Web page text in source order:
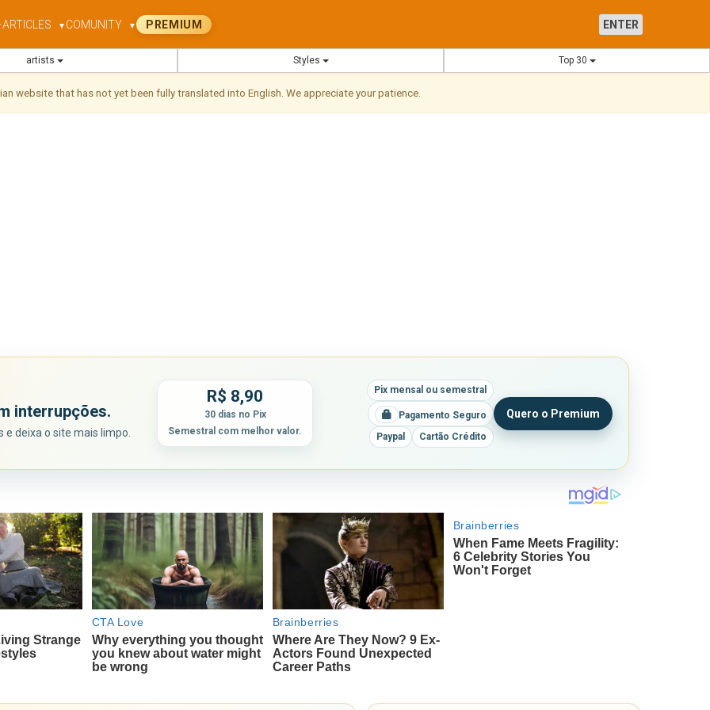
ARTICLES ▼ COMUNITY ▼ PREMIUM ENTER
artists Styles Top 30
website that has not yet been fully translated into English. We appreciate your patience.
interrupções.
e deixa o site mais limpo.
R$ 8,90
30 dias no Pix
Semestral com melhor valor.
Pix mensal ou semestral
Pagamento Seguro
Paypal
Cartão Crédito
Quero o Premium